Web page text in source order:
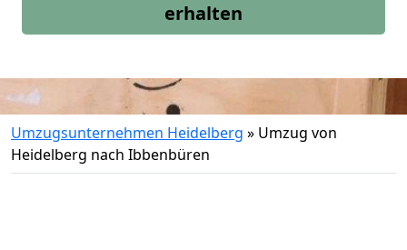
erhalten
Umzugsunternehmen Heidelberg » Umzug von
Heidelberg nach Ibbenbüren